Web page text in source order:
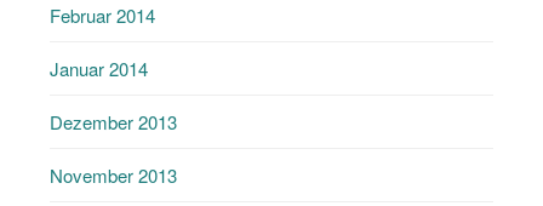
Februar 2014
Januar 2014
Dezember 2013
November 2013